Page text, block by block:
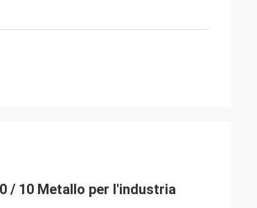
/ 10 Metallo per l'industria